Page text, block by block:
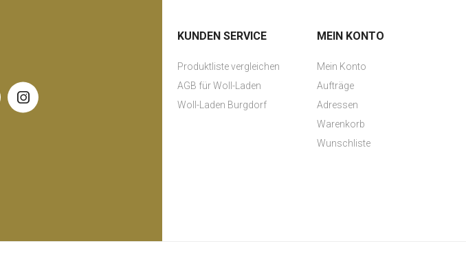
KUNDEN SERVICE
Produktliste vergleichen
AGB für Woll-Laden
Woll-Laden Burgdorf
MEIN KONTO
Mein Konto
Aufträge
Adressen
Warenkorb
Wunschliste